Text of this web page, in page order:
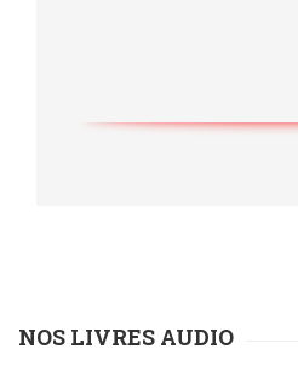
NOS LIVRES AUDIO